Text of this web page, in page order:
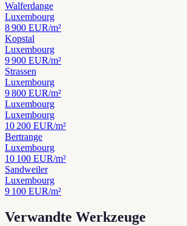
Walferdange
Luxembourg
8 900 EUR/m²
Kopstal
Luxembourg
9 900 EUR/m²
Strassen
Luxembourg
9 800 EUR/m²
Luxembourg
Luxembourg
10 200 EUR/m²
Bertrange
Luxembourg
10 100 EUR/m²
Sandweiler
Luxembourg
9 100 EUR/m²
Verwandte Werkzeuge